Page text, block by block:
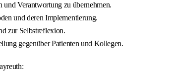
Verantwortung zu übernehmen.
und deren Implementierung.
zur Selbstreflexion.
gegenüber Patienten und Kollegen.